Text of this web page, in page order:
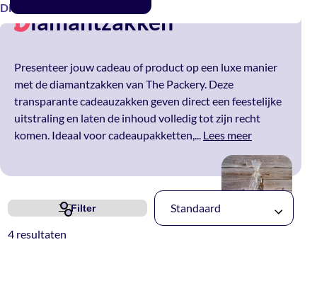
Diamantzakken
Diamantzakken
Presenteer jouw cadeau of product op een luxe manier
met de diamantzakken van The Packery. Deze
transparante cadeauzakken geven direct een feestelijke
uitstraling en laten de inhoud volledig tot zijn recht
komen. Ideaal voor cadeaupakketten,... Lees meer
Filter
4 resultaten
Standaard